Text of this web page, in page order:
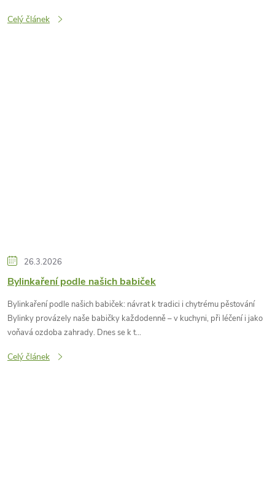
Celý článek
26.3.2026
Bylinkaření podle našich babiček
Bylinkaření podle našich babiček: návrat k tradici i chytrému pěstování
Bylinky provázely naše babičky každodenně – v kuchyni, při léčení i jako
voňavá ozdoba zahrady. Dnes se k t...
Celý článek